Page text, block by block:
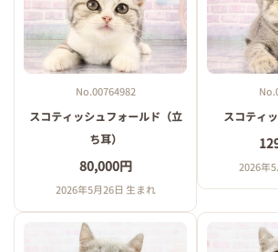
No.00764982
スコティッシュフォールド（立
ち耳）
80,000円
2026年5月26日 生まれ
スコティ
2026年